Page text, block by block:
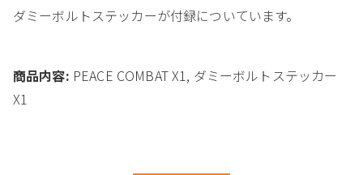
ダミーボルトステッカーが付録についています。
商品内容: PEACE COMBAT X1, ダミーボルトステッカー
X1